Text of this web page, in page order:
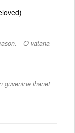
- O vatana
güvenine ihanet